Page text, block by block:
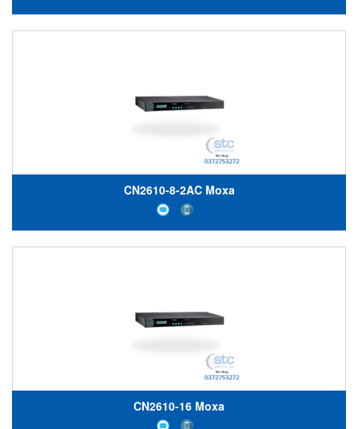
CN2610-8-2AC Moxa
CN2610-16 Moxa